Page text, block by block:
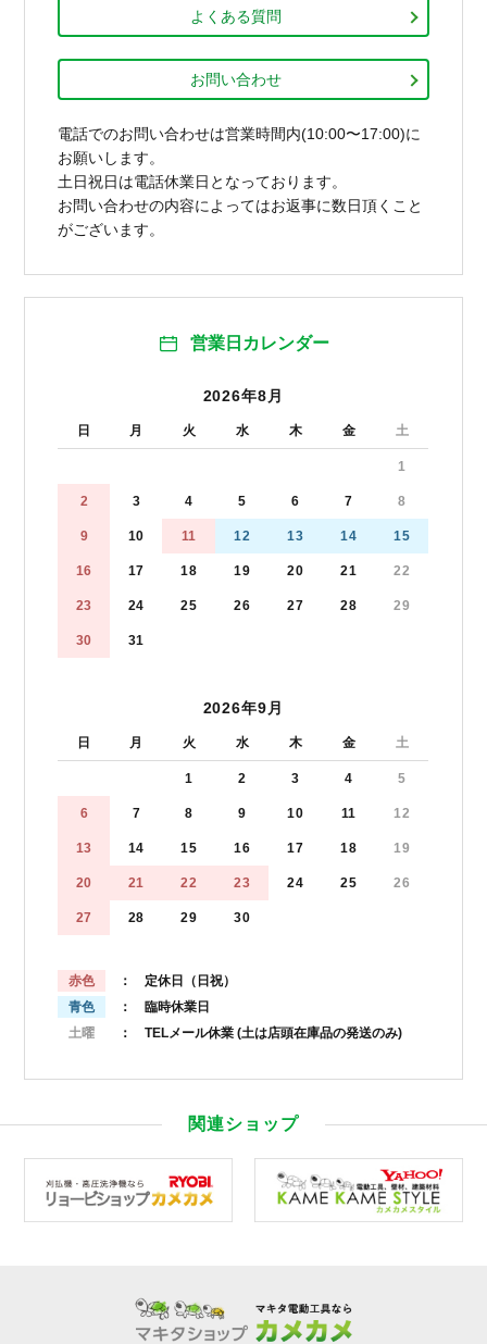
よくある質問
お問い合わせ
電話でのお問い合わせは営業時間内(10:00〜17:00)に
お願いします。
土日祝日は電話休業日となっております。
お問い合わせの内容によってはお返事に数日頂くこと
がございます。
営業日カレンダー
2026年8月
日 月 火 水 木 金 土
1
2 3 4 5 6 7 8
9 10 11 12 13 14 15
16 17 18 19 20 21 22
23 24 25 26 27 28 29
30 31
2026年9月
日 月 火 水 木 金 土
1 2 3 4 5
6 7 8 9 10 11 12
13 14 15 16 17 18 19
20 21 22 23 24 25 26
27 28 29 30
赤色
： 定休日（日祝）
青色
： 臨時休業日
土曜
： TELメール休業 (土は店頭在庫品の発送のみ)
関連ショップ